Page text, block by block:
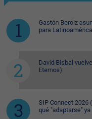
Gastón Beroiz
para
David Bisbal
Eternos)
SIP Connect 2026
qué "adaptarse"